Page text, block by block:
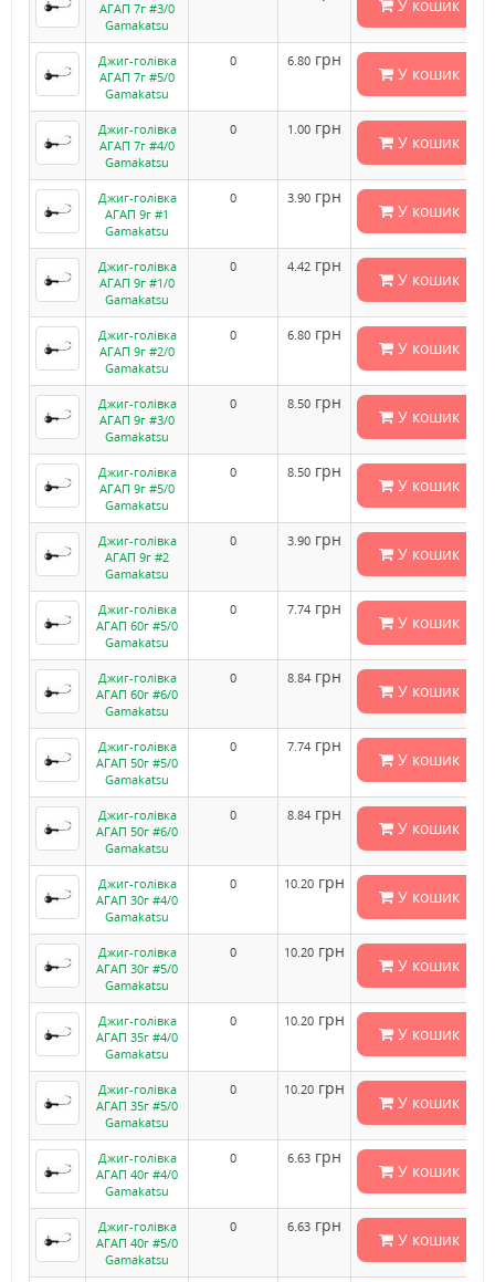
АГАП 7г #3/0
Gamakatsu
У кошик
Джиг-голівка
АГАП 7г #5/0
Gamakatsu
0 6.80 грн
У кошик
Джиг-голівка
АГАП 7г #4/0
Gamakatsu
0 1.00 грн
У кошик
Джиг-голівка
АГАП 9г #1
Gamakatsu
0 3.90 грн
У кошик
Джиг-голівка
АГАП 9г #1/0
Gamakatsu
0 4.42 грн
У кошик
Джиг-голівка
АГАП 9г #2/0
Gamakatsu
0 6.80 грн
У кошик
Джиг-голівка
АГАП 9г #3/0
Gamakatsu
0 8.50 грн
У кошик
Джиг-голівка
АГАП 9г #5/0
Gamakatsu
0 8.50 грн
У кошик
Джиг-голівка
АГАП 9г #2
Gamakatsu
0 3.90 грн
У кошик
Джиг-голівка
АГАП 60г #5/0
Gamakatsu
0 7.74 грн
У кошик
Джиг-голівка
АГАП 60г #6/0
Gamakatsu
0 8.84 грн
У кошик
Джиг-голівка
АГАП 50г #5/0
Gamakatsu
0 7.74 грн
У кошик
Джиг-голівка
АГАП 50г #6/0
Gamakatsu
0 8.84 грн
У кошик
Джиг-голівка
АГАП 30г #4/0
Gamakatsu
0 10.20 грн
У кошик
Джиг-голівка
АГАП 30г #5/0
Gamakatsu
0 10.20 грн
У кошик
Джиг-голівка
АГАП 35г #4/0
Gamakatsu
0 10.20 грн
У кошик
Джиг-голівка
АГАП 35г #5/0
Gamakatsu
0 10.20 грн
У кошик
Джиг-голівка
АГАП 40г #4/0
Gamakatsu
0 6.63 грн
У кошик
Джиг-голівка
АГАП 40г #5/0
Gamakatsu
0 6.63 грн
У кошик